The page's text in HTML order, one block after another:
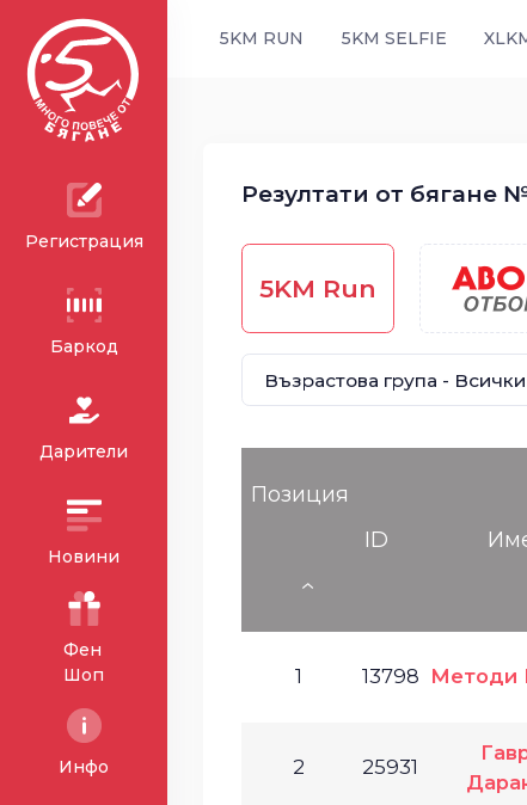
Регистрация
Баркод
Дарители
Новини
Фен
Шоп
Инфо
5KM RUN 5KM SELFIE
Резултати от бягане
5KM Run
Позиция
ID
1 13798 Методи
2 25931